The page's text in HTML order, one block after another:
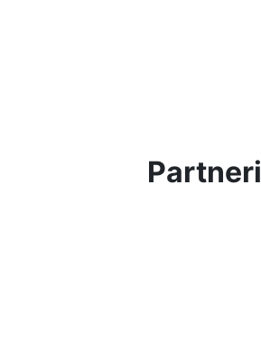
Partneri